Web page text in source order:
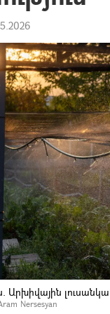
Արխիվային
Nersesyan